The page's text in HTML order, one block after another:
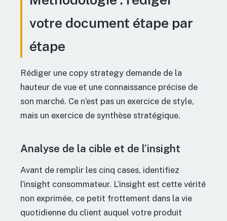
votre document étape par
étape
Rédiger une copy strategy demande de la
hauteur de vue et une connaissance précise de
son marché. Ce n’est pas un exercice de style,
mais un exercice de synthèse stratégique.
Analyse de la cible et de l’insight
Avant de remplir les cinq cases, identifiez
l’insight consommateur. L’insight est cette vérité
non exprimée, ce petit frottement dans la vie
quotidienne du client auquel votre produit